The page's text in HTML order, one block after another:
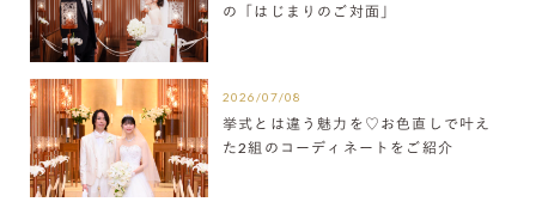
の「はじまりのご対面」
2026/07/08
挙式とは違う魅力を♡お色直しで叶え
た2組のコーディネートをご紹介